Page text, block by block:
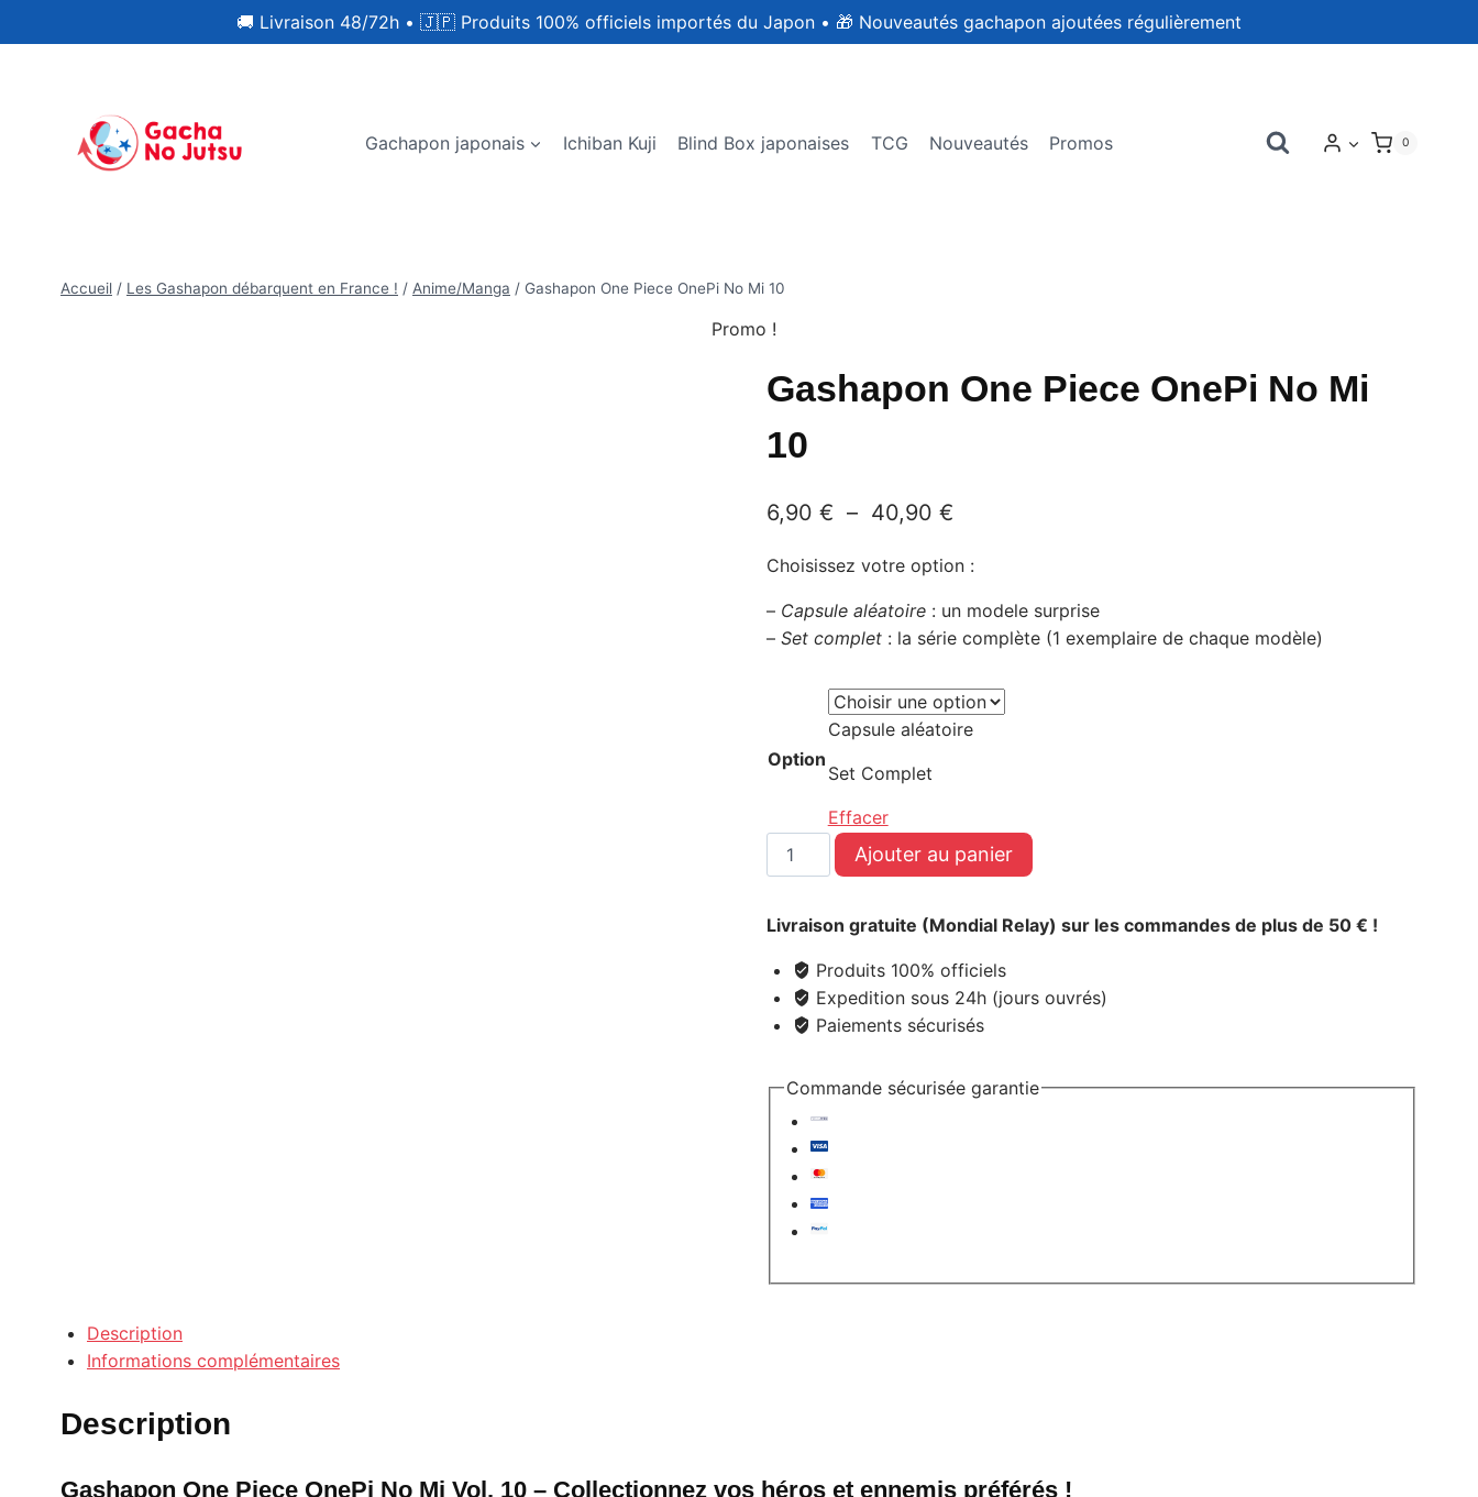
🚚 Livraison 48/72h • 🇯🇵 Produits 100% officiels importés du Japon • 🎁 Nouveautés gachapon ajoutées régulièrement
Gachapon japonais Ichiban Kuji Blind Box japonaises TCG Nouveautés Promos 0
Accueil / Les Gashapon débarquent en France ! / Anime/Manga / Gashapon One Piece OnePi No Mi 10
Promo !
Gashapon One Piece OnePi No Mi
10
6,90 € – 40,90 €
Choisissez votre option :
– Capsule aléatoire: un modele surprise
– Set complet: la série complète (1 exemplaire de chaque modèle)
Option
Capsule aléatoire
Set Complet
Effacer
Ajouter au panier
Livraison gratuite (Mondial Relay) sur les commandes de plus de 50 € !
Produits 100% officiels
Expedition sous 24h (jours ouvrés)
Paiements sécurisés
Commande sécurisée garantie
Description
Informations complémentaires
Description
Gashapon One Piece OnePi No Mi Vol. 10 – Collectionnez vos héros et ennemis préférés !